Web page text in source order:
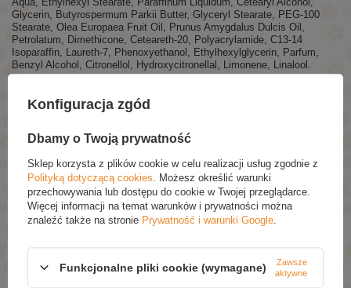
Glycerin, Butyrospermum Parkii Butter, Glyceryl Stearate, PEG-100
Stearate, Olea Europaea Fruit Oil, Prunus Amygdalus Dulcis Oil,
Petrolatum, Dimethicone, Ceteareth-20, Polyacrylamide, C13-14
Isoparaffin, Laureth-7, Phenoxyethanol, Ethylhexylglycerin, Parfum,
Benzyl Alcohol, Citronellol, Hydroxycitronellal, Limonene, Linalool.
POLECANE
Etja Olejek Zapachowy Wiosenny 10ml
£2.69
OnlyBio Hair Cycling Regeneracja Odżywka Dwufazowa
Wygładzająco-Regenerująca 200ml
Barwa Perfect House Perfume Perfumy do Wnętrz Pink
Pepper & Amber 500ml
Konfiguracja zgód
Dbamy o Twoją prywatność
Sklep korzysta z plików cookie w celu realizacji usług zgodnie z
Polityką dotyczącą cookies . Możesz określić warunki
przechowywania lub dostępu do cookie w Twojej przeglądarce.
Więcej informacji na temat warunków i prywatności można
znaleźć także na stronie Prywatność i warunki Google
Funkcjonalne pliki cookie (wymagane)
Zawsze
aktywne